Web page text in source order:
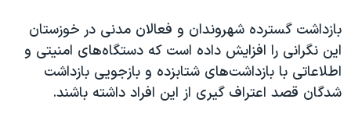
بازداشت‌ گسترده شهروندان و فعالان مدنی در خوزستان
این نگرانی را افزایش داده است که دستگاه‌های امنیتی و
اطلاعاتی با بازداشت‌های شتابزده و بازجویی بازداشت
شدگان قصد اعتراف گیری از این افراد داشته باشند.